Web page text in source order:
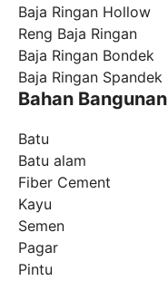
Baja Ringan Hollow
Reng Baja Ringan
Baja Ringan Bondek
Baja Ringan Spandek
Bahan Bangunan
Batu
Batu alam
Fiber Cement
Kayu
Semen
Pagar
Pintu